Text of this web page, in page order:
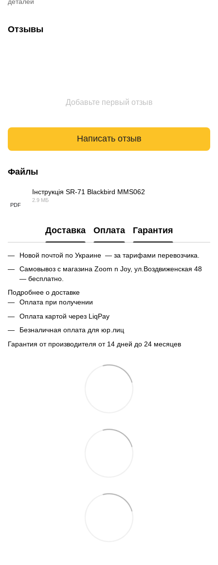
Отзывы
Добавьте первый отзыв
Написать отзыв
Файлы
PDF
Інструкція SR-71 Blackbird MMS062
2.9 МБ
Доставка Оплата Гарантия
Новой почтой по Украине — за тарифами перевозчика.
Самовывоз с магазина Zoom n Joy, ул.Воздвиженская 48
— бесплатно.
Подробнее о доставке
Оплата при получении
Оплата картой через LiqPay
Безналичная оплата для юр.лиц
Гарантия от производителя от 14 дней до 24 месяцев